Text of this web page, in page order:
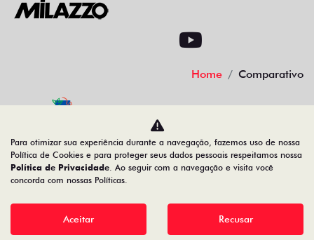
Home Comparativo
08.547.329/0007-74
Desenvolvido pela DEALERSPACE ® Direitos Reservados.
Para otimizar sua experiência durante a navegação, fazemos uso de nossa
Política de Cookies e para proteger seus dados pessoais respeitamos nossa
Política de Privacidade. Ao seguir com a navegação e visita você
concorda com nossas Políticas.
Aceitar Recusar